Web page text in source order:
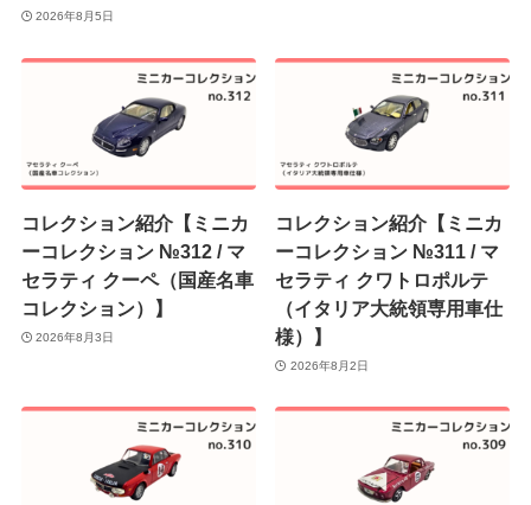
2026年8月5日
コレクション紹介【ミニカ
ーコレクション №312 / マ
セラティ クーペ（国産名車
コレクション）】
2026年8月3日
コレクション紹介【ミニカ
ーコレクション №311 / マ
セラティ クワトロポルテ
（イタリア大統領専用車仕
様）】
2026年8月2日